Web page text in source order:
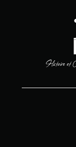
Histoire et